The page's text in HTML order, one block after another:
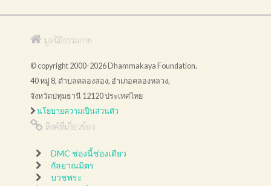
มูลนิธิธรรมกาย
© copyright 2000-2026 Dhammakaya Foundation.
40 หมู่ 8, ตำบลคลองสอง, อำเภอคลองหลวง,
จังหวัดปทุมธานี 12120 ประเทศไทย
นโยบายความเป็นส่วนตัว
ลิงค์ที่เกี่ยวข้อง
DMC ช่องนี้ช่องเดียว
กัลยาณมิตร
บวชพระ